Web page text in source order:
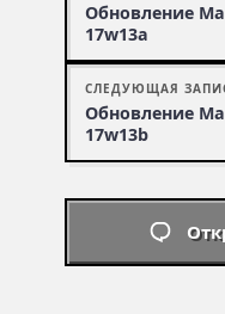
Обновление
17w13a
СЛЕДУЮЩАЯ
Обновление
17w13b